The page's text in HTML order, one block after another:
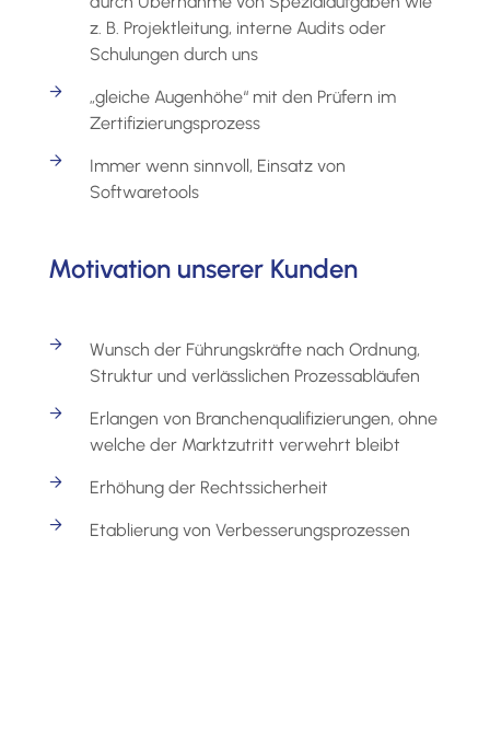
z. B. Projektleitung, interne Audits oder
Schulungen durch uns
„gleiche Augenhöhe“ mit den Prüfern im
Zertifizierungsprozess
Immer wenn sinnvoll, Einsatz von
Softwaretools
Motivation unserer Kunden
Wunsch der Führungskräfte nach Ordnung,
Struktur und verlässlichen Prozessabläufen
Erlangen von Branchenqualifizierungen, ohne
welche der Marktzutritt verwehrt bleibt
Erhöhung der Rechtssicherheit
Etablierung von Verbesserungsprozessen